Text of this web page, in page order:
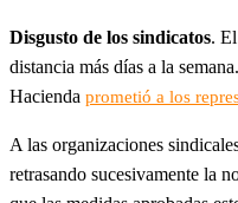
Disgusto de los sindicatos.
distancia más días a la
Hacienda prometió a los
A las organizaciones
retrasando sucesivamente la